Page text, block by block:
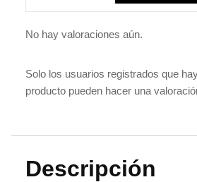
No hay valoraciones aún.
Solo los usuarios registrados que
producto pueden hacer una
Descripción